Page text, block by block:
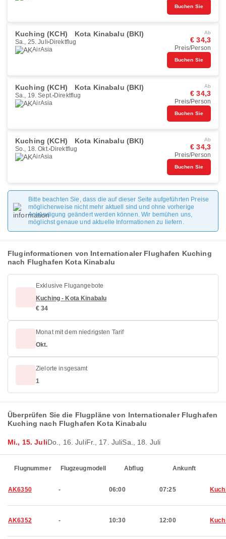
Buchen Sie
Kuching (KCH) Kota Kinabalu (BKI)
Sa., 25. Juli Direktflug
AirAsia
Ab
€ 34,3
Preis/Person
Buchen Sie
Kuching (KCH) Kota Kinabalu (BKI)
Sa., 19. Sept. Direktflug
AirAsia
Ab
€ 34,3
Preis/Person
Buchen Sie
Kuching (KCH) Kota Kinabalu (BKI)
So., 18. Okt. Direktflug
AirAsia
Ab
€ 34,3
Preis/Person
Buchen Sie
Bitte beachten Sie, dass die auf dieser Seite aufgeführten Preise
möglicherweise nicht mehr aktuell sind und ohne vorherige
Ankündigung geändert werden können. Wir bemühen uns,
möglichst genaue und aktuelle Informationen zu liefern.
Fluginformationen von Internationaler Flughafen Kuching
nach Flughafen Kota Kinabalu
Exklusive Flugangebote
Kuching - Kota Kinabalu
€ 34
Monat mit dem niedrigsten Tarif
Okt.
Zielorte insgesamt
1
Überprüfen Sie die Flugpläne von Internationaler Flughafen
Kuching nach Flughafen Kota Kinabalu
Mi., 15. JuliDo., 16. JuliFr., 17. JuliSa., 18. Juli
Flugnummer Flugzeugmodell Abflug Ankunft
AK6350 - 06:00 07:25
AK6352 - 10:30 12:00